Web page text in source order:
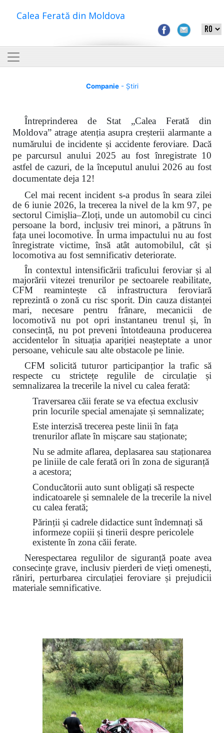
Calea Ferată din Moldova
Companie- Știri
Întreprinderea de Stat „Calea Ferată din
Moldova” atrage atenția asupra creșterii alarmante a
numărului de incidente și accidente feroviare. Dacă
pe parcursul anului 2025 au fost înregistrate 10
astfel de cazuri, de la începutul anului 2026 au fost
documentate deja 12!
Cel mai recent incident s-a produs în seara zilei
de 6 iunie 2026, la trecerea la nivel de la km 97, pe
sectorul Cimișlia–Zloți, unde un automobil cu cinci
persoane la bord, inclusiv trei minori, a pătruns în
fața unei locomotive. În urma impactului nu au fost
înregistrate victime, însă atât automobilul, cât și
locomotiva au fost semnificativ deteriorate.
În contextul intensificării traficului feroviar și al
majorării vitezei trenurilor pe sectoarele reabilitate,
CFM reamintește că infrastructura feroviară
reprezintă o zonă cu risc sporit. Din cauza distanței
mari, necesare pentru frânare, mecanicii de
locomotivă nu pot opri instantaneu trenul și, în
consecință, nu pot preveni întotdeauna producerea
accidentelor în situația apariției neașteptate a unor
persoane, vehicule sau alte obstacole pe linie.
CFM solicită tuturor participanțior la trafic să
respecte cu strictețe regulile de circulație și
semnalizarea la trecerile la nivel cu calea ferată:
Traversarea căii ferate se va efectua exclusiv
prin locurile special amenajate și semnalizate;
Este interzisă trecerea peste linii în fața
trenurilor aflate în mișcare sau staționate;
Nu se admite aflarea, deplasarea sau staționarea
pe liniile de cale ferată ori în zona de siguranță
a acestora;
Conducătorii auto sunt obligați să respecte
indicatoarele și semnalele de la trecerile la nivel
cu calea ferată;
Părinții și cadrele didactice sunt îndemnați să
informeze copiii și tinerii despre pericolele
existente în zona căii ferate.
Nerespectarea regulilor de siguranță poate avea
consecințe grave, inclusiv pierderi de vieți omenești,
răniri, perturbarea circulației feroviare și prejudicii
materiale semnificative.